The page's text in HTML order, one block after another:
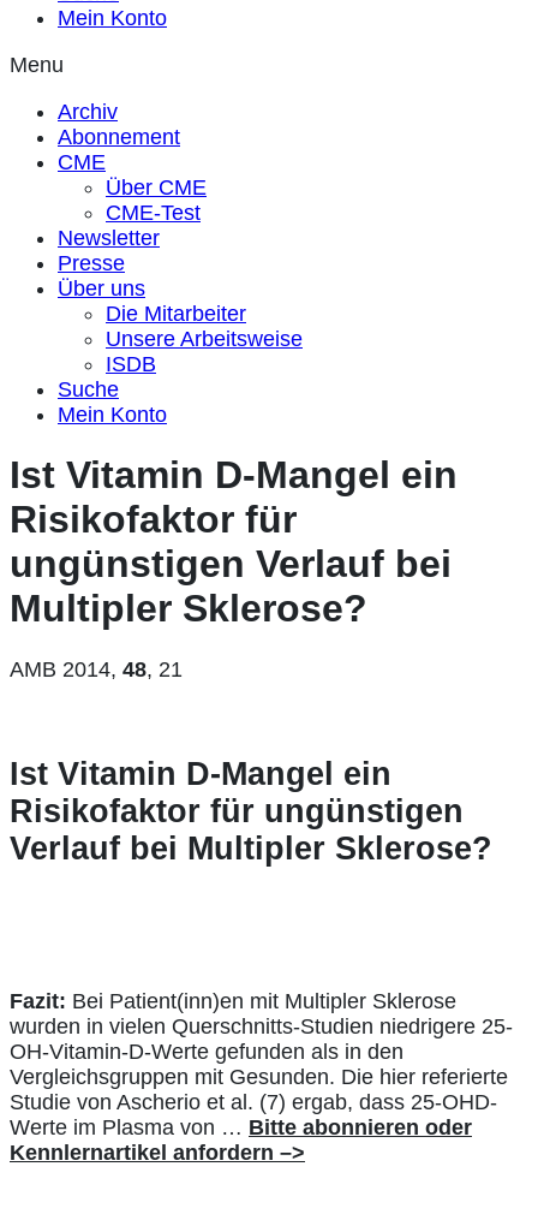
Mein Konto
Menu
Archiv
Abonnement
CME
Über CME
CME-Test
Newsletter
Presse
Über uns
Die Mitarbeiter
Unsere Arbeitsweise
ISDB
Suche
Mein Konto
Ist Vitamin D-Mangel ein
Risikofaktor für
ungünstigen Verlauf bei
Multipler Sklerose?
AMB 2014, 48, 21
Ist Vitamin D-Mangel ein
Risikofaktor für ungünstigen
Verlauf bei Multipler Sklerose?
Fazit: Bei Patient(inn)en mit Multipler Sklerose
wurden in vielen Querschnitts-Studien niedrigere 25-
OH-Vitamin-D-Werte gefunden als in den
Vergleichsgruppen mit Gesunden. Die hier referierte
Studie von Ascherio et al. (7) ergab, dass 25-OHD-
Werte im Plasma von … Bitte abonnieren oder
Kennlernartikel anfordern –>